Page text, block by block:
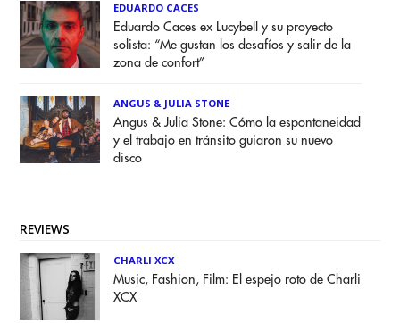
EDUARDO CACES
Eduardo Caces ex Lucybell y su proyecto
solista: “Me gustan los desafíos y salir de la
zona de confort”
ANGUS & JULIA STONE
Angus & Julia Stone: Cómo la espontaneidad
y el trabajo en tránsito guiaron su nuevo
disco
REVIEWS
CHARLI XCX
Music, Fashion, Film: El espejo roto de Charli
XCX